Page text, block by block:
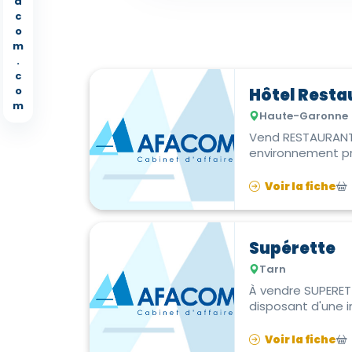
c
o
m
.
c
o
m
Hôtel
Haute-Garonne
Vend
environnement
Voir la fiche
Supérette
Tarn
À vendre
disposant d'une
Voir la fiche